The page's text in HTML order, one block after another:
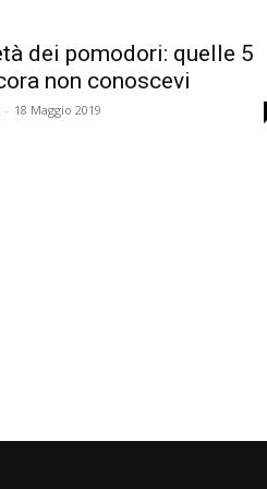
dei pomodori: quelle 5
non conoscevi
- 18 Maggio 2019